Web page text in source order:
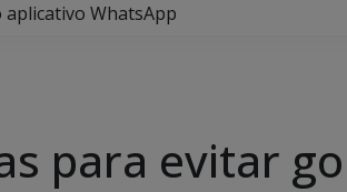
aplicativo WhatsApp
para evitar